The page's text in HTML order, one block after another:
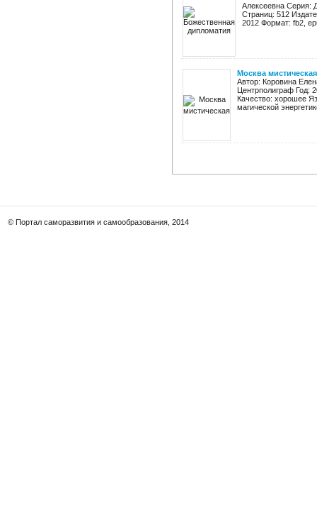
Алексеевна Серия:
Страниц: 512
2012 Формат: fb2,
Москва мистическая
Автор: Коровина
Центрполиграф Год:
Качество: хорошее
магической
© Портал саморазвития и самообразования, 2014